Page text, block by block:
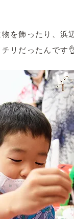
を飾ったり、浜
リだったんです